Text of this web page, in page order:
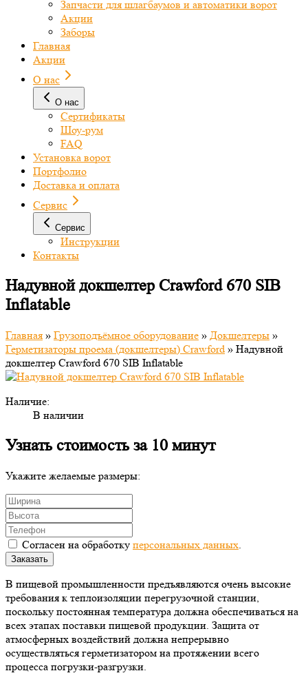
Запчасти для шлагбаумов и автоматики ворот
Акции
Заборы
Главная
Акции
О нас
О нас
Сертификаты
Шоу-рум
FAQ
Установка ворот
Портфолио
Доставка и оплата
Сервис
Сервис
Инструкции
Контакты
Надувной докшелтер Crawford 670 SIB
Inflatable
Главная » Грузоподъёмное оборудование » Докшелтеры »
Герметизаторы проема (докшелтеры) Crawford » Надувной
докшелтер Crawford 670 SIB Inflatable
Наличие:
В наличии
Узнать стоимость за 10 минут
Укажите желаемые размеры:
Согласен на обработку персональных данных
Заказать
В пищевой промышленности предъявляются очень высокие
требования к теплоизоляции перегрузочной станции,
поскольку постоянная температура должна обеспечиваться на
всех этапах поставки пищевой продукции. Защита от
атмосферных воздействий должна непрерывно
осуществляться герметизатором на протяжении всего
процесса погрузки-разгрузки.